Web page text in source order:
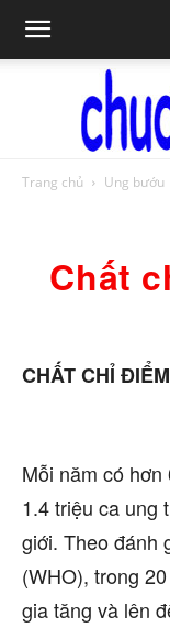
Trang chủ Ung bướu
Chất
CHẤT CHỈ
Mỗi năm có
1.4 triệu ca ung
giới. Theo đánh
(WHO), trong
gia tăng và lên